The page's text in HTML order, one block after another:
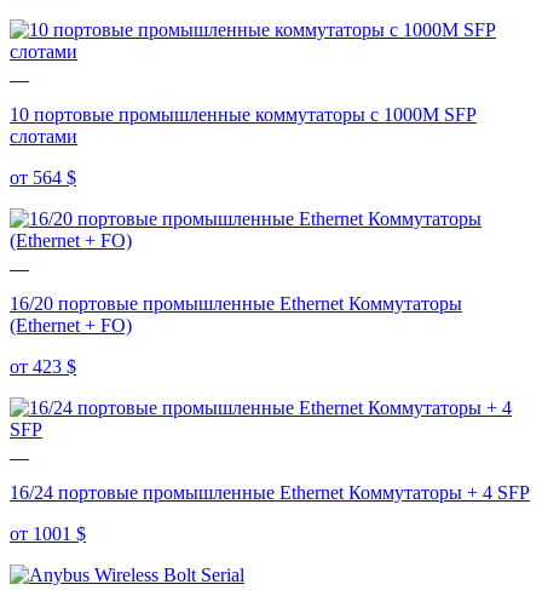
10 портовые промышленные коммутаторы с 1000M SFP
слотами
от 564 $
16/20 портовые промышленные Ethernet Коммутаторы
(Ethernet + FO)
от 423 $
16/24 портовые промышленные Ethernet Коммутаторы + 4 SFP
от 1001 $